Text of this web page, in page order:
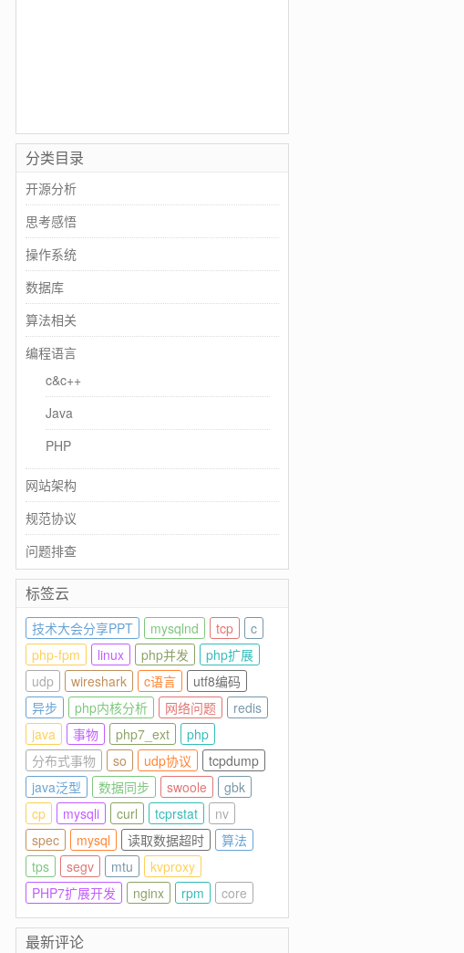
分类目录
开源分析
思考感悟
操作系统
数据库
算法相关
编程语言
c&c++
Java
PHP
网站架构
规范协议
问题排查
标签云
技术大会分享PPT mysqlnd tcp
c
php-fpm
linux php并发
php扩展
udp
wireshark c语言
utf8编码
异步
php内核分析 网络问题
redis
java
事物 php7_ext
php
分布式事物
so udp协议
tcpdump
java泛型
数据同步 swoole
gbk
cp
mysqli curl tcprstat
nv
spec
mysql 读取数据超时
算法
tps
segv mtu
kvproxy
PHP7扩展开发
nginx rpm core
最新评论